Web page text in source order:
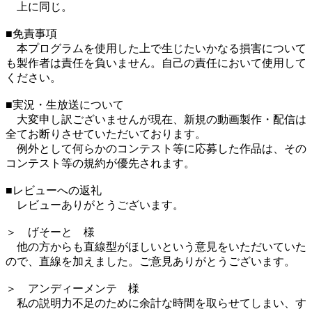
上に同じ。
■免責事項
本プログラムを使用した上で生じたいかなる損害について
も製作者は責任を負いません。自己の責任において使用して
ください。
■実況・生放送について
大変申し訳ございませんが現在、新規の動画製作・配信は
全てお断りさせていただいております。
例外として何らかのコンテスト等に応募した作品は、その
コンテスト等の規約が優先されます。
■レビューへの返礼
レビューありがとうございます。
＞ げそーと 様
他の方からも直線型がほしいという意見をいただいていた
ので、直線を加えました。ご意見ありがとうございます。
＞ アンディーメンテ 様
私の説明力不足のために余計な時間を取らせてしまい、す